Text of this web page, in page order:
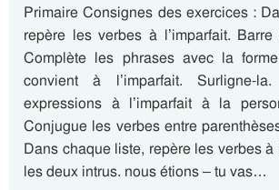
Primaire Consignes des exercices :
repère les verbes à l’imparfait.
Complète les phrases avec la
convient à l’imparfait. Surligne-
expressions à l’imparfait à la
Conjugue les verbes entre
Dans chaque liste, repère les verbes à
les deux intrus. nous étions – tu vas…